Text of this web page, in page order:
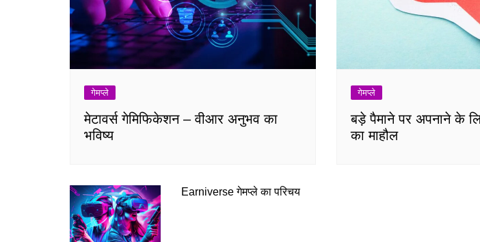
गेमप्ले
मेटावर्स गेमिफिकेशन – वीआर अनुभव का
भविष्य
गेमप्ले
बड़े पैमाने पर अपनाने के
का माहौल
Earniverse गेमप्ले का परिचय